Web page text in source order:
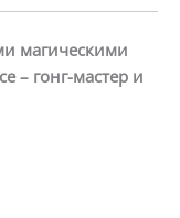
магическими
– гонг-мастер и